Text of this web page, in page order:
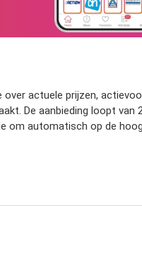
actuele prijzen,
De aanbieding loopt
om automatisch op de